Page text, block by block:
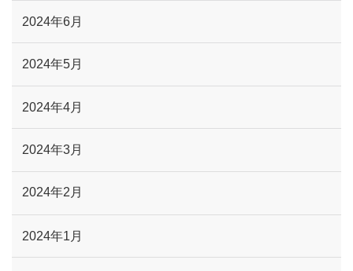
2024年6月
2024年5月
2024年4月
2024年3月
2024年2月
2024年1月